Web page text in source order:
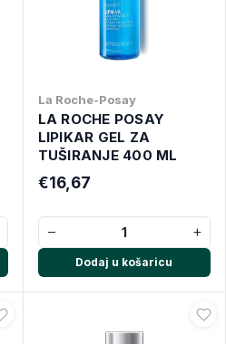
La Roche-Posay
LA ROCHE POSAY
LIPIKAR GEL ZA
TUŠIRANJE 400 ML
€16,67
− +
Dodaj u košaricu